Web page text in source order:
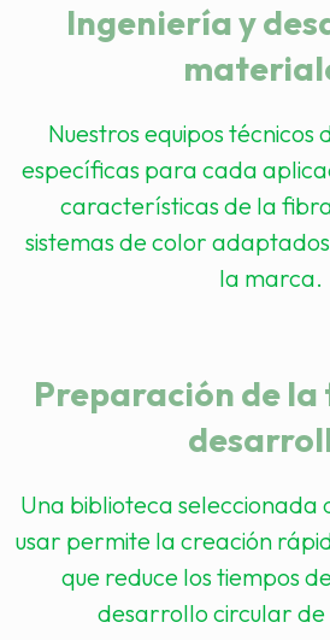
Ingeniería y
Nuestros equipos técnicos
específicas para cada
características de la
sistemas de color
la marca.
Preparación de
Una biblioteca seleccionada
usar permite la creación
que reduce los tiempos
desarrollo circular de